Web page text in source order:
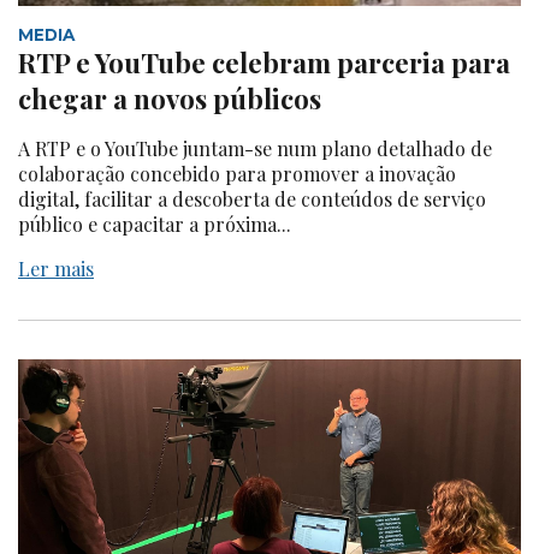
MEDIA
RTP e YouTube celebram parceria para
chegar a novos públicos
A RTP e o YouTube juntam-se num plano detalhado de
colaboração concebido para promover a inovação
digital, facilitar a descoberta de conteúdos de serviço
público e capacitar a próxima...
Ler mais